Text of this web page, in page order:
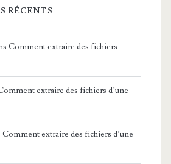
RÉCENTS
Comment extraire des fichiers
extraire des fichiers d’une
Comment extraire des fichiers d’une